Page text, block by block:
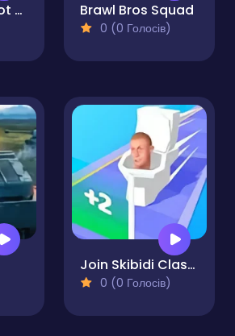
Steal a Brainrot Arena 67 Brawl Bros Squad
0 (0 Голосів)
Join Skibidi Clash 3D
0 (0 Голосів)